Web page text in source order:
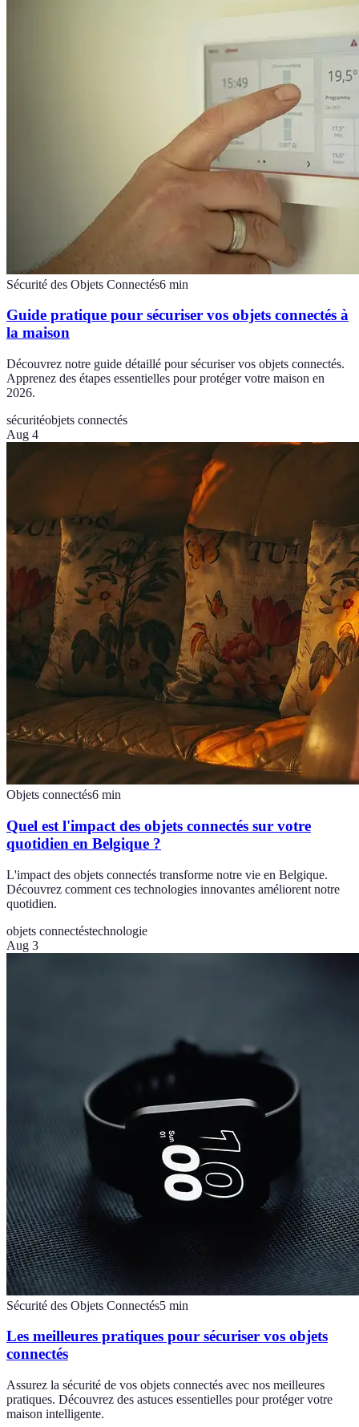
Sécurité des Objets Connectés6 min
Guide pratique pour sécuriser vos objets connectés à
la maison
Découvrez notre guide détaillé pour sécuriser vos objets connectés.
Apprenez des étapes essentielles pour protéger votre maison en
2026.
sécuritéobjets connectés
Aug 4
Objets connectés6 min
Quel est l'impact des objets connectés sur votre
quotidien en Belgique ?
L'impact des objets connectés transforme notre vie en Belgique.
Découvrez comment ces technologies innovantes améliorent notre
quotidien.
objets connectéstechnologie
Aug 3
Sécurité des Objets Connectés5 min
Les meilleures pratiques pour sécuriser vos objets
connectés
Assurez la sécurité de vos objets connectés avec nos meilleures
pratiques. Découvrez des astuces essentielles pour protéger votre
maison intelligente.